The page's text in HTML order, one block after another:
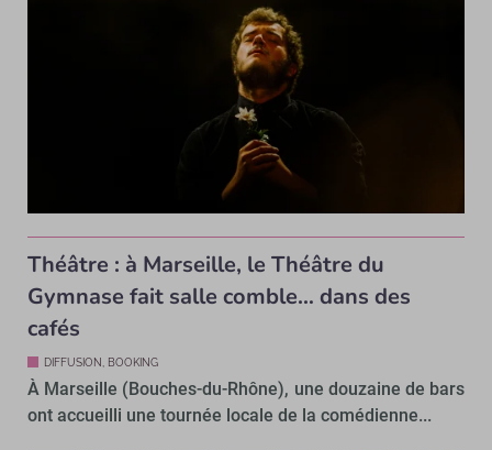
Théâtre : à Marseille, le Théâtre du
Gymnase fait salle comble… dans des
cafés
DIFFUSION, BOOKING
À Marseille (Bouches-du-Rhône), une douzaine de bars
ont accueilli une tournée locale de la comédienne...